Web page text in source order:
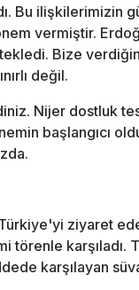
Bu ilişkilerimizin
vermiştir.
Bize
değil.
Nijer dostluk
başlangıcı
ziyaret
karşıladı.
karşılayan